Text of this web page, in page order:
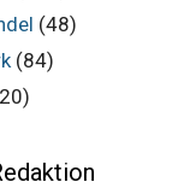
(48)
(84)